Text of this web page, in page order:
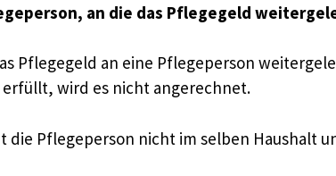
an die das Pflegegeld
Pflegegeld an eine Pflegeperson
wird es nicht angerechnet.
die Pflegeperson nicht im selben Haushalt